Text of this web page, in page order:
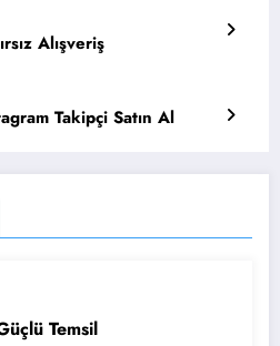
Alışveriş
Takipçi Satın Al
Temsil